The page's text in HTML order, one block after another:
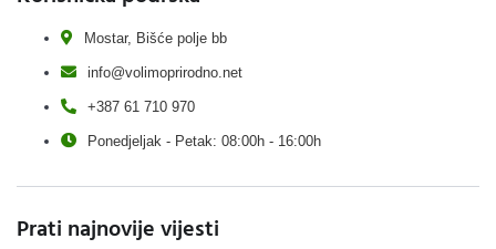
Mostar, Bišće polje bb
info@volimoprirodno.net
+387 61 710 970
Ponedjeljak - Petak: 08:00h - 16:00h
Prati najnovije vijesti